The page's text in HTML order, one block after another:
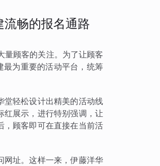
畅的报名通路
量顾客的关注。为了让顾客
为重要的活动平台，统筹
堂轻松设计出精美的活动线
展示，进行特别强调，让
，顾客即可在直接在当前活
网址。这样一来，伊藤洋华